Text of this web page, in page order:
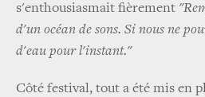
s'enthousiasmait fièrement
d'un océan de sons. Si nous ne
d'eau pour l'instant."
Côté festival, tout a été mis en